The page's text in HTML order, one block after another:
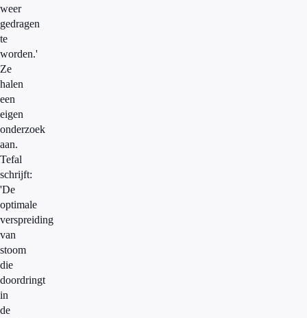
weer
gedragen
te
worden.'
Ze
halen
een
eigen
onderzoek
aan.
Tefal
schrijft:
'De
optimale
verspreiding
van
stoom
die
doordringt
in
de